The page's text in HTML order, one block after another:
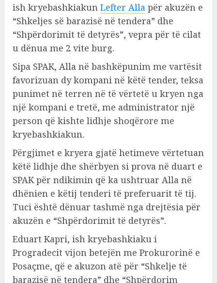
ish kryebashkiakun Lefter Alla për akuzën e
“Shkeljes së barazisë në tendera” dhe
“Shpërdorimit të detyrës”, vepra për të cilat
u dënua me 2 vite burg.
Sipa SPAK, Alla në bashkëpunim me vartësit
favorizuan dy kompani në këtë tender, teksa
punimet në terren në të vërtetë u kryen nga
një kompani e tretë, me administrator një
person që kishte lidhje shoqërore me
kryebashkiakun.
Përgjimet e kryera gjatë hetimeve vërtetuan
këtë lidhje dhe shërbyen si prova në duart e
SPAK për ndikimin që ka ushtruar Alla në
dhënien e këtij tenderi të preferuarit të tij.
Tuci është dënuar tashmë nga drejtësia për
akuzën e “Shpërdorimit të detyrës”.
Eduart Kapri, ish kryebashkiaku i
Progradecit vijon betejën me Prokurorinë e
Posaçme, që e akuzon atë për “Shkelje të
barazisë në tendera” dhe “Shpërdorim